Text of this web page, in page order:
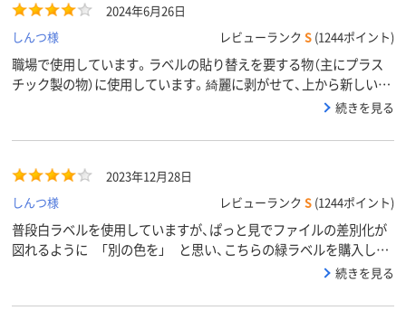
2024年6月26日
しんつ様
レビューランク S (1244ポイント)
職場で使用しています。ラベルの貼り替えを要する物（主にプラス
チック製の物）に使用しています。綺麗に剥がせて、上から新しいラ
続きを見る
2023年12月28日
しんつ様
レビューランク S (1244ポイント)
普段白ラベルを使用していますが、ぱっと見でファイルの差別化が
図れるように 「別の色を」 と思い、こちらの緑ラベルを購入しま
した。印字された黒文字もしっかり見えるので良いです。続きを見る